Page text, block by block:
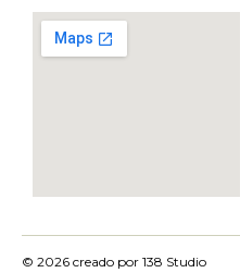
© 2026 creado por 138 Studio